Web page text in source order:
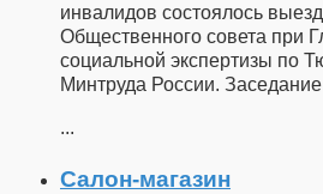
инвалидов состоялось
Общественного совета при
социальной экспертизы по
Минтруда России.
...
Салон-магазин